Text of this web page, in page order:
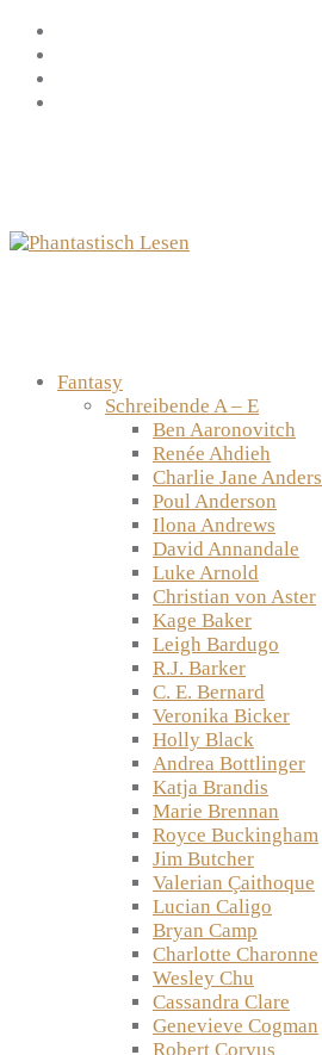
Zum
Inhalt
springen
Fantasy
Schreibende A – E
Ben Aaronovitch
Renée Ahdieh
Charlie Jane Anders
Poul Anderson
Ilona Andrews
David Annandale
Luke Arnold
Christian von Aster
Kage Baker
Leigh Bardugo
R.J. Barker
C. E. Bernard
Veronika Bicker
Holly Black
Andrea Bottlinger
Katja Brandis
Marie Brennan
Royce Buckingham
Jim Butcher
Valerian Çaithoque
Lucian Caligo
Bryan Camp
Charlotte Charonne
Wesley Chu
Cassandra Clare
Genevieve Cogman
Robert Corvus